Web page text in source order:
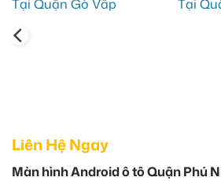
Liên Hệ Ngay
Màn hình Android ô tô Quận Phú